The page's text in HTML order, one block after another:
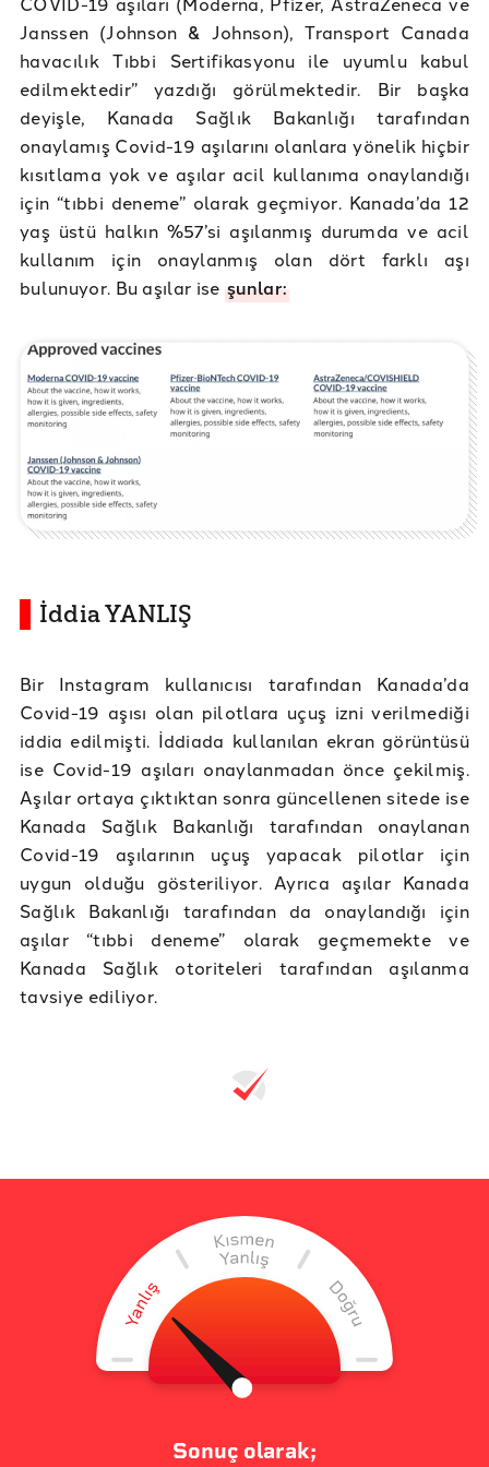
Janssen (Johnson & Johnson), Transport Canada
havacılık Tıbbi Sertifikasyonu ile uyumlu kabul
edilmektedir” yazdığı görülmektedir. Bir başka
deyişle, Kanada Sağlık Bakanlığı tarafından
onaylamış Covid-19 aşılarını olanlara yönelik hiçbir
kısıtlama yok ve aşılar acil kullanıma onaylandığı
için “tıbbi deneme” olarak geçmiyor. Kanada’da 12
yaş üstü halkın %57’si aşılanmış durumda ve acil
kullanım için onaylanmış olan dört farklı aşı
bulunuyor. Bu aşılar iseşunlar:
İddia YANLIŞ
Bir Instagram kullanıcısı tarafından Kanada’da
Covid-19 aşısı olan pilotlara uçuş izni verilmediği
iddia edilmişti. İddiada kullanılan ekran görüntüsü
ise Covid-19 aşıları onaylanmadan önce çekilmiş.
Aşılar ortaya çıktıktan sonra güncellenen sitede ise
Kanada Sağlık Bakanlığı tarafından onaylanan
Covid-19 aşılarının uçuş yapacak pilotlar için
uygun olduğu gösteriliyor. Ayrıca aşılar Kanada
Sağlık Bakanlığı tarafından da onaylandığı için
aşılar “tıbbi deneme” olarak geçmemekte ve
Kanada Sağlık otoriteleri tarafından aşılanma
tavsiye ediliyor.
Sonuç olarak;